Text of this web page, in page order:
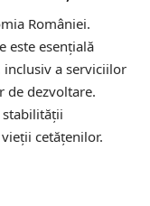
României.
este esențială
a serviciilor
de dezvoltare.
stabilității
cetățenilor.